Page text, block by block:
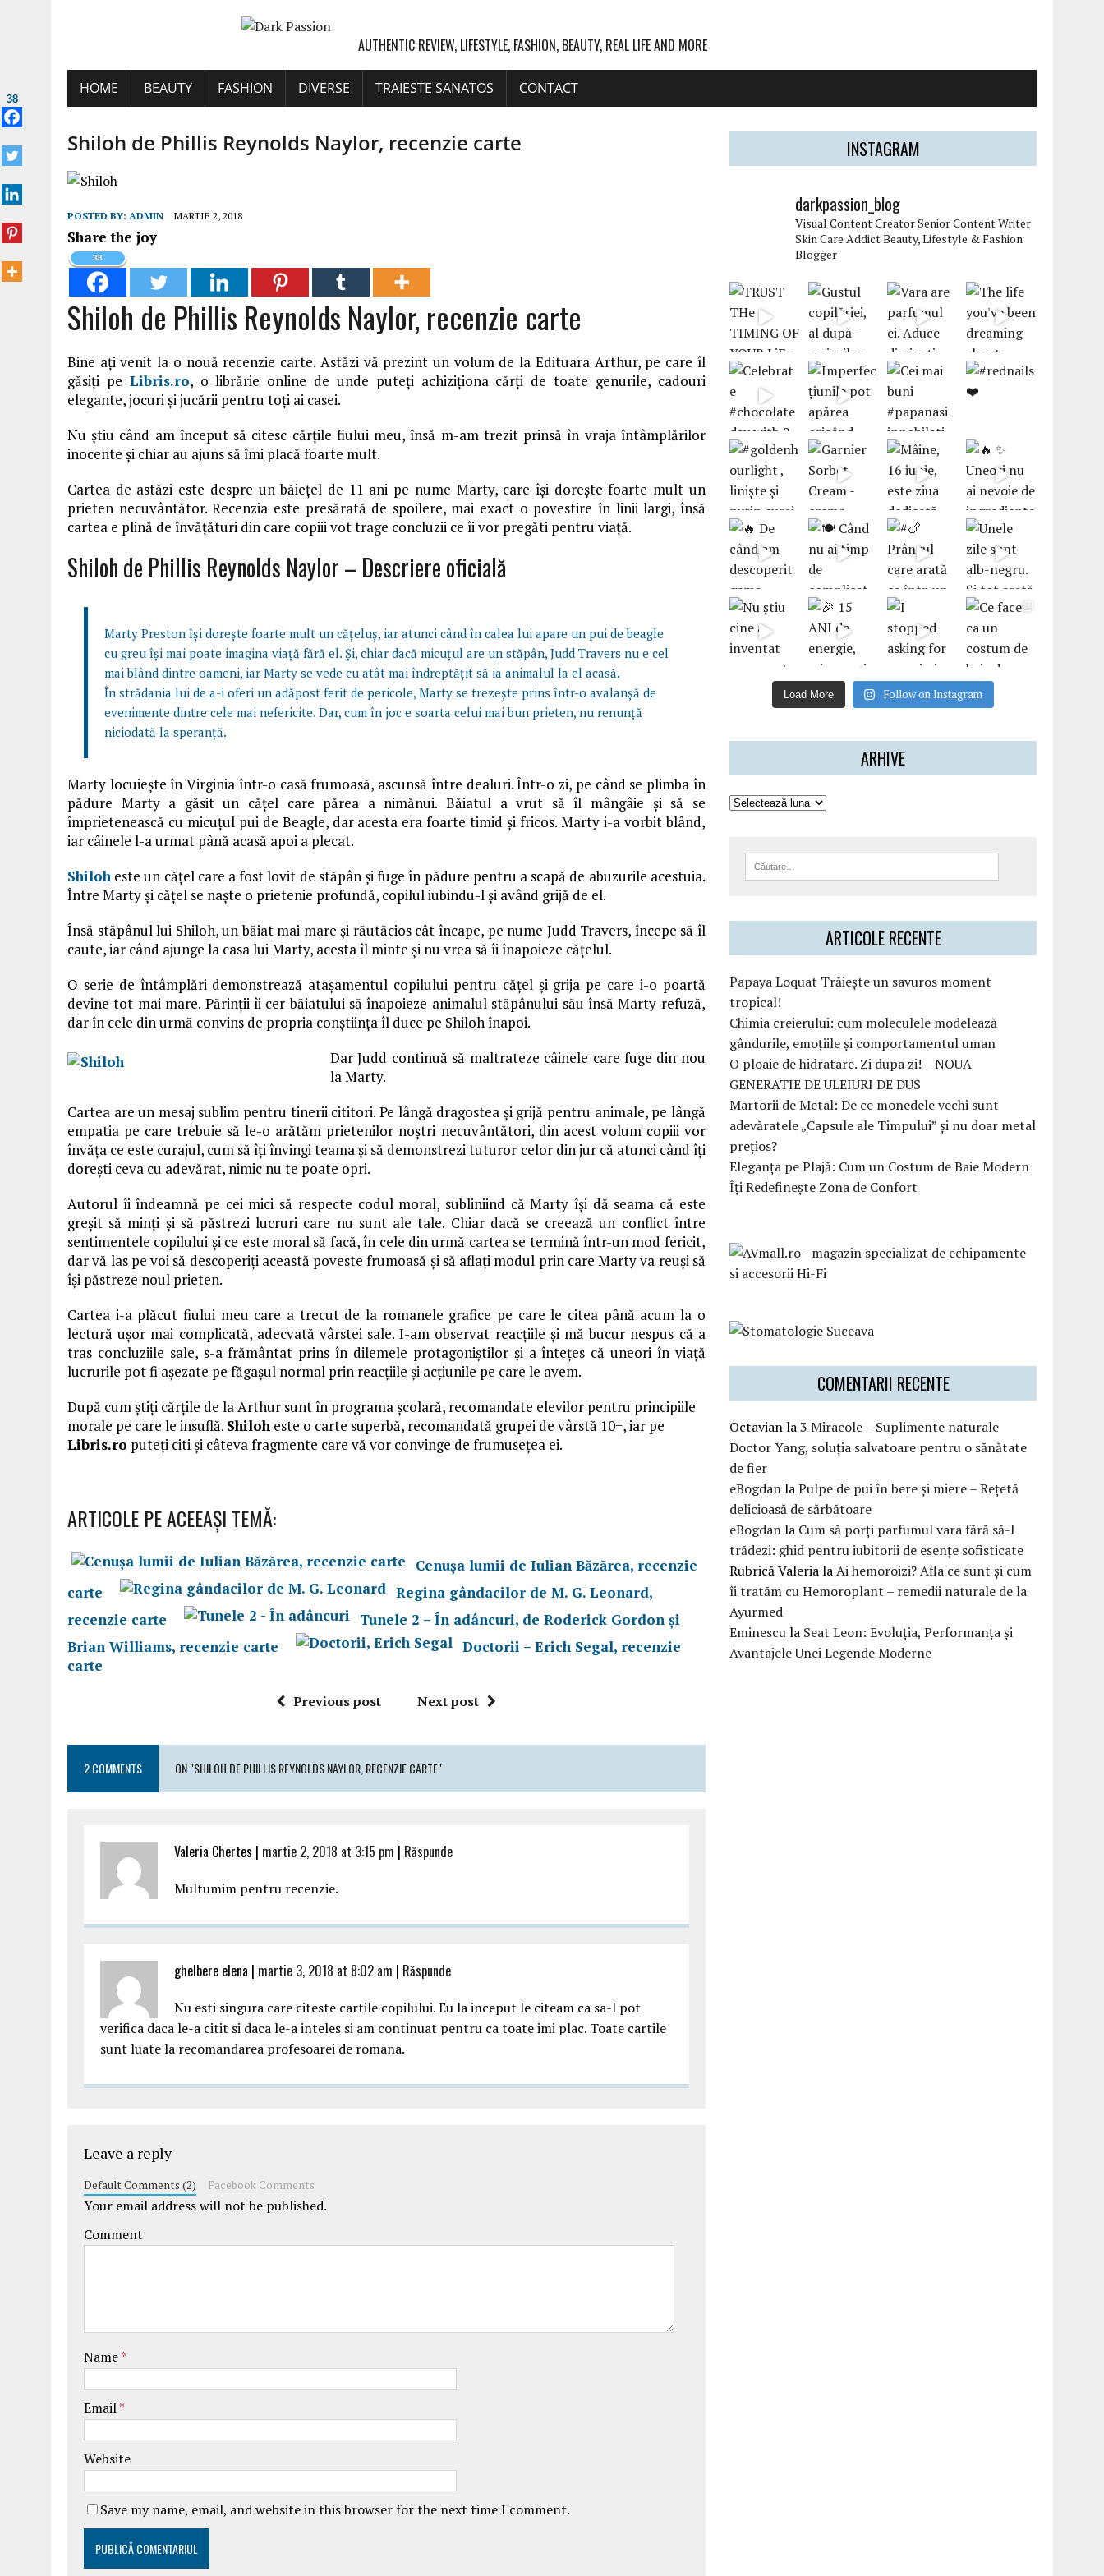
AUTHENTIC REVIEW, LIFESTYLE, FASHION, BEAUTY, REAL LIFE AND MORE
HOME BEAUTY FASHION DIVERSE TRAIESTE SANATOS CONTACT
Shiloh de Phillis Reynolds Naylor, recenzie carte
POSTED BY: ADMIN MARTIE 2, 2018
Share the joy
38
Shiloh de Phillis Reynolds Naylor, recenzie carte
Bine ați venit la o nouă recenzie carte. Astăzi vă prezint un volum de la Edituara Arthur, pe care îl
găsiți pe Libris.ro, o librărie online de unde puteți achiziționa cărți de toate genurile, cadouri
elegante, jocuri și jucării pentru toți ai casei.
Nu știu când am început să citesc cărțile fiului meu, însă m-am trezit prinsă în vraja întâmplărilor
inocente și chiar au ajuns să îmi placă foarte mult.
Cartea de astăzi este despre un băiețel de 11 ani pe nume Marty, care își dorește foarte mult un
prieten necuvântător. Recenzia este presărată de spoilere, mai exact o povestire în linii largi, însă
cartea e plină de învățături din care copiii vot trage concluzii ce îi vor pregăti pentru viață.
Shiloh de Phillis Reynolds Naylor – Descriere oficială
Marty Preston își dorește foarte mult un cățeluș, iar atunci când în calea lui apare un pui de beagle
cu greu își mai poate imagina viață fără el. Și, chiar dacă micuțul are un stăpân, Judd Travers nu e cel
mai blând dintre oameni, iar Marty se vede cu atât mai îndreptățit să ia animalul la el acasă.
În strădania lui de a-i oferi un adăpost ferit de pericole, Marty se trezește prins într-o avalanșă de
evenimente dintre cele mai nefericite. Dar, cum în joc e soarta celui mai bun prieten, nu renunță
niciodată la speranță.
Marty locuiește în Virginia într-o casă frumoasă, ascunsă între dealuri. Într-o zi, pe când se plimba în
pădure Marty a găsit un cățel care părea a nimănui. Băiatul a vrut să îl mângâie și să se
împrietenească cu micuțul pui de Beagle, dar acesta era foarte timid și fricos. Marty i-a vorbit blând,
iar câinele l-a urmat până acasă apoi a plecat.
Shiloh este un cățel care a fost lovit de stăpân și fuge în pădure pentru a scapă de abuzurile acestuia.
Între Marty și cățel se naște o prietenie profundă, copilul iubindu-l și având grijă de el.
Însă stăpânul lui Shiloh, un băiat mai mare și răutăcios cât încape, pe nume Judd Travers, începe să îl
caute, iar când ajunge la casa lui Marty, acesta îl minte și nu vrea să îi înapoieze cățelul.
O serie de întâmplări demonstrează atașamentul copilului pentru cățel și grija pe care i-o poartă
devine tot mai mare. Părinții îi cer băiatului să înapoieze animalul stăpânului său însă Marty refuză,
dar în cele din urmă convins de propria conștiința îl duce pe Shiloh înapoi.
Dar Judd continuă să maltrateze câinele care fuge din nou
la Marty.
Cartea are un mesaj sublim pentru tinerii cititori. Pe lângă dragostea și grijă pentru animale, pe lângă
empatia pe care trebuie să le-o arătăm prietenilor noștri necuvântători, din acest volum copiii vor
învăța ce este curajul, cum să îți învingi teama și să demonstrezi tuturor celor din jur că atunci când îți
dorești ceva cu adevărat, nimic nu te poate opri.
Autorul îi îndeamnă pe cei mici să respecte codul moral, subliniind că Marty își dă seama că este
greșit să minți și să păstrezi lucruri care nu sunt ale tale. Chiar dacă se creează un conflict între
sentimentele copilului și ce este moral să facă, în cele din urmă cartea se termină într-un mod fericit,
dar vă las pe voi să descoperiți această poveste frumoasă și să aflați modul prin care Marty va reuși să
își păstreze noul prieten.
Cartea i-a plăcut fiului meu care a trecut de la romanele grafice pe care le citea până acum la o
lectură ușor mai complicată, adecvată vârstei sale. I-am observat reacțiile și mă bucur nespus că a
tras concluziile sale, s-a frământat prins în dilemele protagoniștilor și a întețes că uneori în viaţă
lucrurile pot fi așezate pe făgașul normal prin reacțiile și acțiunile pe care le avem.
După cum știți cărțile de la Arthur sunt în programa școlară, recomandate elevilor pentru principiile
morale pe care le insuflă. Shiloh este o carte superbă, recomandată grupei de vârstă 10+, iar pe
Libris.ro puteți citi și câteva fragmente care vă vor convinge de frumusețea ei.
38
ARTICOLE PE ACEEAŞI TEMĂ:
Cenușa lumii de Iulian Băzărea, recenzie
carte
Regina gândacilor de M. G. Leonard,
recenzie carte
Tunele 2 – În adâncuri, de Roderick Gordon și
Brian Williams, recenzie carte
Doctorii – Erich Segal, recenzie
carte
Previous post Next post
2 COMMENTS ON "SHILOH DE PHILLIS REYNOLDS NAYLOR, RECENZIE CARTE"
Valeria Chertes | martie 2, 2018 at 3:15 pm | Răspunde
Multumim pentru recenzie.
ghelbere elena | martie 3, 2018 at 8:02 am | Răspunde
Nu esti singura care citeste cartile copilului. Eu la inceput le citeam ca sa-l pot
verifica daca le-a citit si daca le-a inteles si am continuat pentru ca toate imi plac. Toate cartile
sunt luate la recomandarea profesoarei de romana.
Leave a reply
Default Comments (2) Facebook Comments
Your email address will not be published.
Comment
Name*
Email*
Website
Save my name, email, and website in this browser for the next time I comment.
INSTAGRAM
darkpassion_blog
Visual Content CreatorSenior Content Writer
Skin Care AddictBeauty, Lifestyle & Fashion
Blogger
Load More Follow on Instagram
ARHIVE
ARTICOLE RECENTE
Papaya Loquat Trăiește un savuros moment
tropical!
Chimia creierului: cum moleculele modelează
gândurile, emoțiile și comportamentul uman
O ploaie de hidratare. Zi dupa zi! – NOUA
GENERATIE DE ULEIURI DE DUS
Martorii de Metal: De ce monedele vechi sunt
adevăratele „Capsule ale Timpului” și nu doar metal
prețios?
Eleganța pe Plajă: Cum un Costum de Baie Modern
Îți Redefinește Zona de Confort
COMENTARII RECENTE
Octavianla3 Miracole – Suplimente naturale
Doctor Yang, soluția salvatoare pentru o sănătate
de fier
eBogdanlaPulpe de pui în bere și miere – Rețetă
delicioasă de sărbătoare
eBogdanla Cum să porți parfumul vara fără să-l
trădezi: ghid pentru iubitorii de esențe sofisticate
Rubrică ValerialaAi hemoroizi? Afla ce sunt și cum
îi tratăm cu Hemoroplant – remedii naturale de la
Ayurmed
Eminescula Seat Leon: Evoluția, Performanța și
Avantajele Unei Legende Moderne